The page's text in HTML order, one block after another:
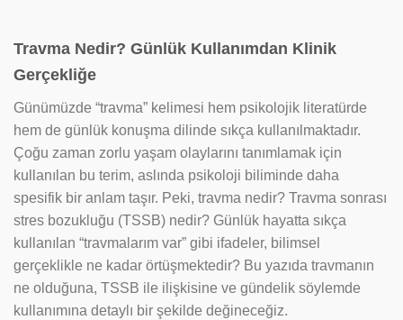
Travma Nedir? Günlük Kullanımdan Klinik
Gerçekliğe
Günümüzde “travma” kelimesi hem psikolojik literatürde
hem de günlük konuşma dilinde sıkça kullanılmaktadır.
Çoğu zaman zorlu yaşam olaylarını tanımlamak için
kullanılan bu terim, aslında psikoloji biliminde daha
spesifik bir anlam taşır. Peki, travma nedir? Travma sonrası
stres bozukluğu (TSSB) nedir? Günlük hayatta sıkça
kullanılan “travmalarım var” gibi ifadeler, bilimsel
gerçeklikle ne kadar örtüşmektedir? Bu yazıda travmanın
ne olduğuna, TSSB ile ilişkisine ve gündelik söylemde
kullanımına detaylı bir şekilde değineceğiz.